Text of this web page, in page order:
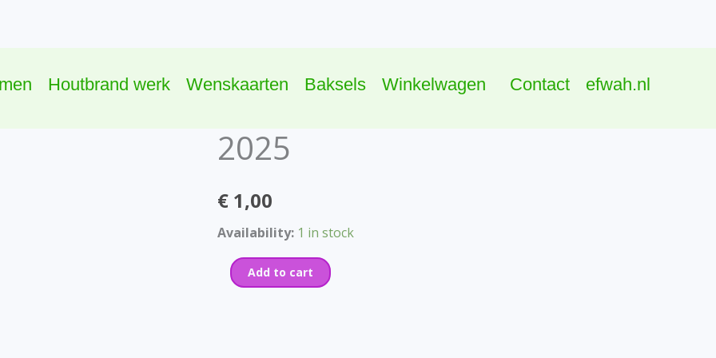
Houtbrand werk Wenskaarten Baksels Winkelwagen Contact efwah.nl
2025
€ 1,00
Availability: 1 in stock
2025
quantity
Add to cart